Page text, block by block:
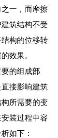
一，而摩擦
筑结构不受
构的位移转
效果。
的组成部
接影响建筑
所需要的变
装过程中容
如下：